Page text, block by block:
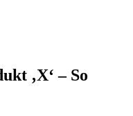
‚X‘ – So